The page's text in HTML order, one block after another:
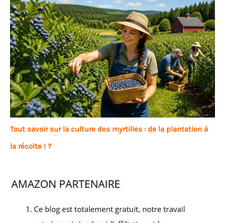
Tout savoir sur la culture des myrtilles : de la plantation à
la récolte ! ?